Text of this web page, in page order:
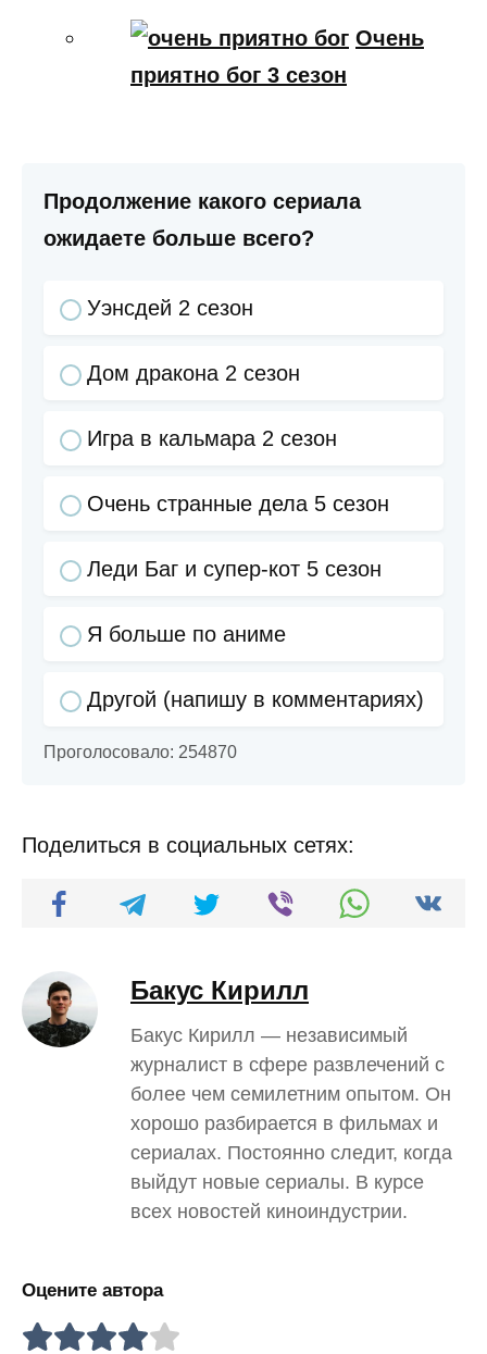
Очень
приятно бог 3 сезон
Продолжение какого сериала
ожидаете больше всего?
Уэнсдей 2 сезон
Дом дракона 2 сезон
Игра в кальмара 2 сезон
Очень странные дела 5 сезон
Леди Баг и супер-кот 5 сезон
Я больше по аниме
Другой (напишу в комментариях)
Проголосовало: 254870
Поделиться в социальных сетях:
Бакус Кирилл
Бакус Кирилл — независимый
журналист в сфере развлечений с
более чем семилетним опытом. Он
хорошо разбирается в фильмах и
сериалах. Постоянно следит, когда
выйдут новые сериалы. В курсе
всех новостей киноиндустрии.
Оцените автора